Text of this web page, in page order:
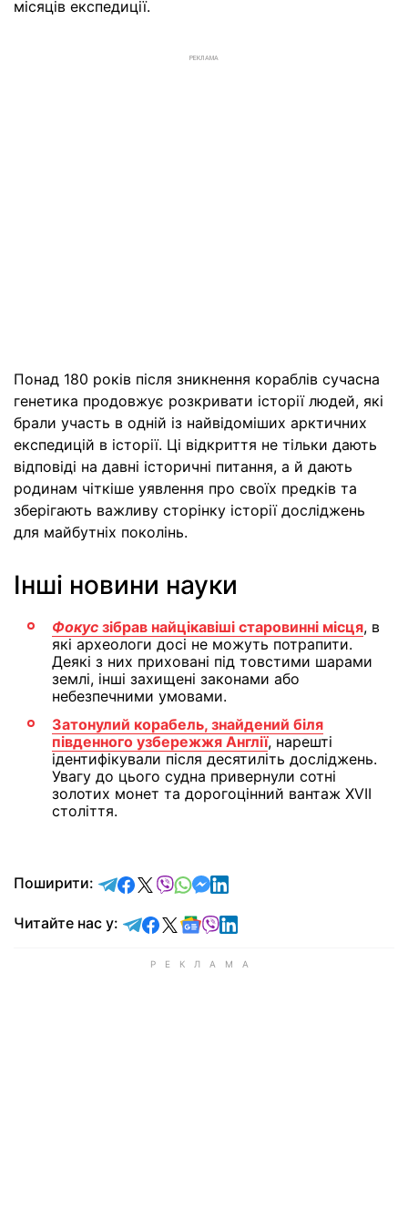
місяців експедиції.
РЕКЛАМА
Понад 180 років після зникнення кораблів сучасна
генетика продовжує розкривати історії людей, які
брали участь в одній із найвідоміших арктичних
експедицій в історії. Ці відкриття не тільки дають
відповіді на давні історичні питання, а й дають
родинам чіткіше уявлення про своїх предків та
зберігають важливу сторінку історії досліджень
для майбутніх поколінь.
Інші новини науки
Фокус зібрав найцікавіші старовинні місця, в
які археологи досі не можуть потрапити.
Деякі з них приховані під товстими шарами
землі, інші захищені законами або
небезпечними умовами.
Затонулий корабель, знайдений біля
південного узбережжя Англії, нарешті
ідентифікували після десятиліть досліджень.
Увагу до цього судна привернули сотні
золотих монет та дорогоцінний вантаж XVII
століття.
Поширити: відправити у Telegram
поділитись у Facebook
поділитись у X
відправити у Viber
відправити у Whatsapp
відправити у Messenger
відправити у LinkedIn
Читайте нас у: Читайте у Telegram
Читайте у Facebook
Читайте у X
Читайте у Google news
Читайте у Viber
Читайте у LinkedIn